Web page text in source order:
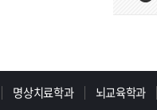
명상치료학과 뇌교육학과